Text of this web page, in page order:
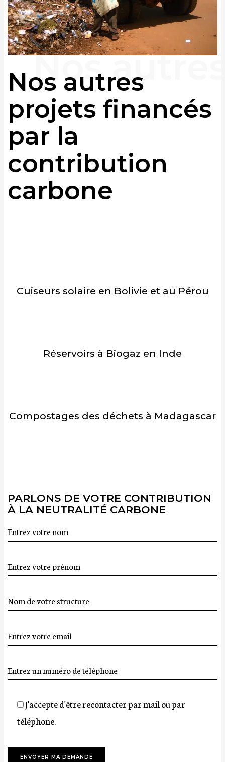
Nos autres
projets financés
par la
contribution
carbone
Cuiseurs solaire en Bolivie et au Pérou
Réservoirs à Biogaz en Inde
Compostages des déchets à Madagascar
PARLONS DE VOTRE CONTRIBUTION
À LA NEUTRALITÉ CARBONE
J'accepte d'être recontacter par mail ou par
téléphone.